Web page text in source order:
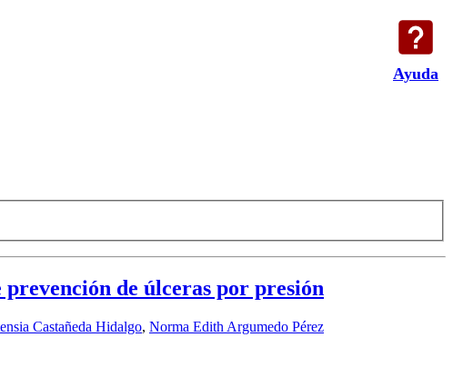
Ayuda
de úlceras por presión
Castañeda Hidalgo, Norma Edith Argumedo Pérez